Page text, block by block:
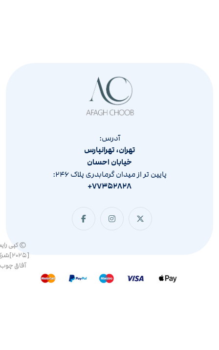
آدرس:
تهران، تهرانپارس
خیابان احسان
پایین تر از میدان گرمابدری پلاک ۲۴۶:
۷۷۳۵۲۸۲۸+
© کپی
آفاق